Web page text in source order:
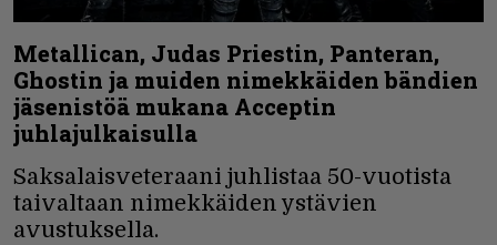
Metallican, Judas Priestin, Panteran,
Ghostin ja muiden nimekkäiden bändien
jäsenistöä mukana Acceptin
juhlajulkaisulla
Saksalaisveteraani juhlistaa 50-vuotista
taivaltaan nimekkäiden ystävien
avustuksella.